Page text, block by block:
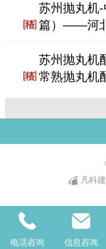
苏州抛丸机
篇）——河
苏州抛丸机
常熟抛丸机
凡科建
电话咨询 信息咨询